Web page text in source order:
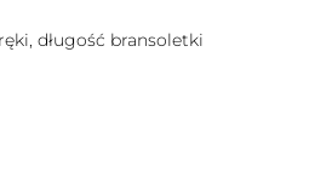
długość bransoletki